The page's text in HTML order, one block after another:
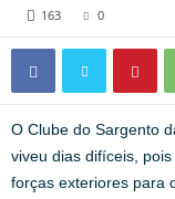
163 0
O Clube do Sargento
viveu dias difíceis,
forças exteriores para